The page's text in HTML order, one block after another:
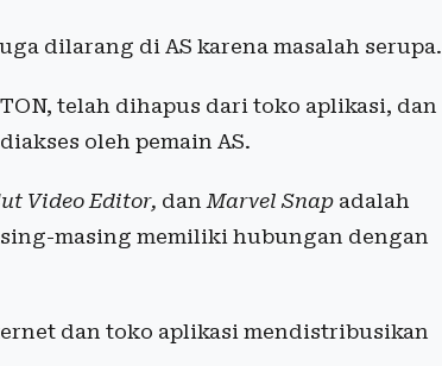
dilarang di AS karena masalah serupa.
telah dihapus dari toko aplikasi, dan
oleh pemain AS.
Video Editor, danMarvel Snap adalah
masing memiliki hubungan dengan
dan toko aplikasi mendistribusikan